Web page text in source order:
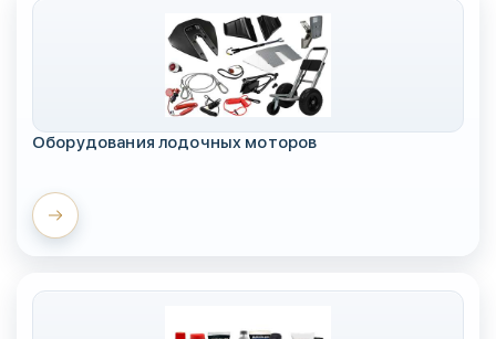
Оборудования лодочных моторов